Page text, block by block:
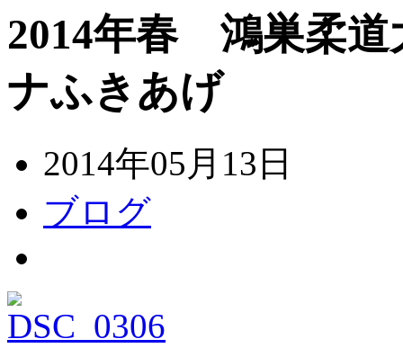
2014年春 鴻巣柔
ナふきあげ
2014年05月13日
ブログ